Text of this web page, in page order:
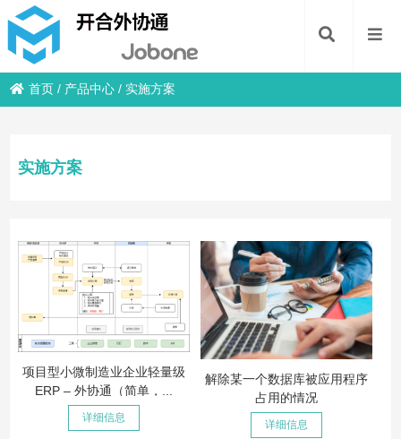
首页 / 产品中心 / 实施方案
实施方案
项目型小微制造业企业轻量级
ERP – 外协通（简单，...
详细信息
解除某一个数据库被应用程序
占用的情况
详细信息